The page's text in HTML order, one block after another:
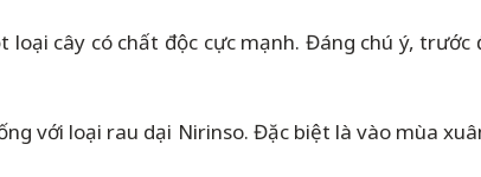
cây có chất độc cực mạnh. Đáng chú ý,
với loại rau dại Nirinso. Đặc biệt là vào mùa